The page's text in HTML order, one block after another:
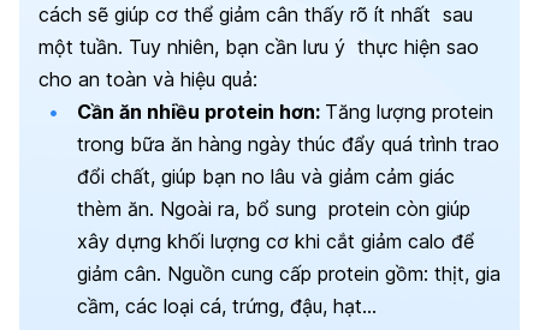
cách sẽ giúp cơ thể giảm cân thấy rõ ít nhất sau
một tuần. Tuy nhiên, bạn cần lưu ý thực hiện sao
cho an toàn và hiệu quả:
Cần ăn nhiều protein hơn: Tăng lượng protein
trong bữa ăn hàng ngày thúc đẩy quá trình trao
đổi chất, giúp bạn no lâu và giảm cảm giác
thèm ăn. Ngoài ra, bổ sung protein còn giúp
xây dựng khối lượng cơ khi cắt giảm calo để
giảm cân. Nguồn cung cấp protein gồm: thịt, gia
cầm, các loại cá, trứng, đậu, hạt…